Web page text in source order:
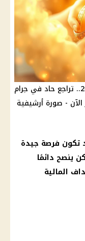
سعر الذهب اليوم الخميس 27 فبراير 2025.. تراجع حاد في جرام
تكون فرصة جيدة
ينصح دائمًا
المالية